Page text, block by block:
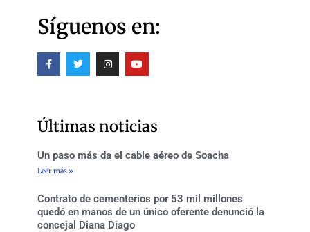
Síguenos en:
F
a
c
k
-
T
w
i
I
n
s
a
m
Y
o
u
Últimas noticias
Un paso más da el cable aéreo de Soacha
Leer más »
Contrato de cementerios por 53 mil millones
quedó en manos de un único oferente denunció la
concejal Diana Diago